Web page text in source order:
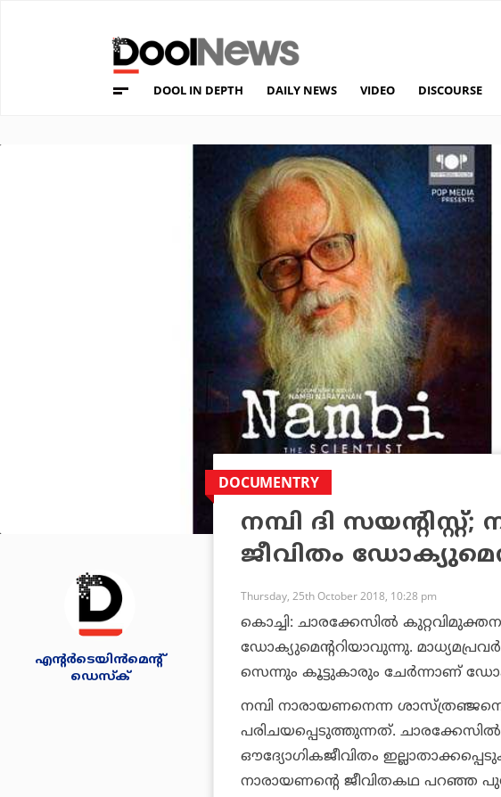
DOOL IN DEPTH DAILY NEWS VIDEO DISCOURSE
എന്റര്‍ടെയിന്‍മെന്റ്
ഡെസ്‌ക്
DOCUMENTRY
നമ്പി ദി
ജീവിതം
Thursday, 25th October 2018, 10:28 pm
കൊച്ചി: ചാരക്കേസില്‍
ഡോക്യുമെന്ററിയാവുന്നു.
സെന്നും കൂട്ടുകാരും ചേര്‍ന്നാണ്
നമ്പി നാരായണനെന്ന
പരിചയപ്പെടുത്തുന്നത്.
ഔദ്യോഗികജീവിതം
നാരായണന്റെ ജീവിതകഥ പറഞ്ഞ